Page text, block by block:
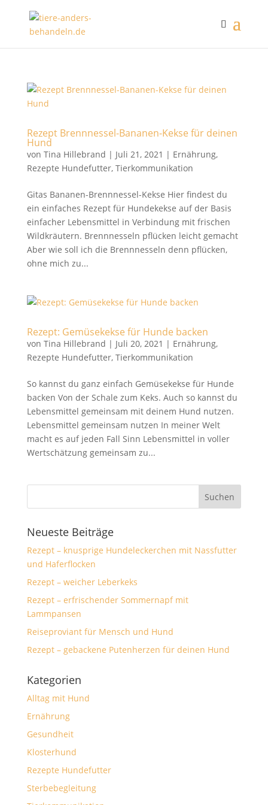
Rezept Brennnessel-Bananen-Kekse für deinen
Hund
von Tina Hillebrand | Juli 21, 2021 | Ernährung,
Rezepte Hundefutter, Tierkommunikation
Gitas Bananen-Brennnessel-Kekse Hier findest du
ein einfaches Rezept für Hundekekse auf der Basis
einfacher Lebensmittel in Verbindung mit frischen
Wildkräutern. Brennnesseln pflücken leicht gemacht
Aber wie soll ich die Brennnesseln denn pflücken,
ohne mich zu...
Rezept: Gemüsekekse für Hunde backen
von Tina Hillebrand | Juli 20, 2021 | Ernährung,
Rezepte Hundefutter, Tierkommunikation
So kannst du ganz einfach Gemüsekekse für Hunde
backen Von der Schale zum Keks. Auch so kannst du
Lebensmittel gemeinsam mit deinem Hund nutzen.
Lebensmittel gemeinsam nutzen In meiner Welt
macht es auf jeden Fall Sinn Lebensmittel in voller
Wertschätzung gemeinsam zu...
Neueste Beiträge
Rezept – knusprige Hundeleckerchen mit Nassfutter
und Haferflocken
Rezept – weicher Leberkeks
Rezept – erfrischender Sommernapf mit
Lammpansen
Reiseproviant für Mensch und Hund
Rezept – gebackene Putenherzen für deinen Hund
Kategorien
Alltag mit Hund
Ernährung
Gesundheit
Klosterhund
Rezepte Hundefutter
Sterbebegleitung